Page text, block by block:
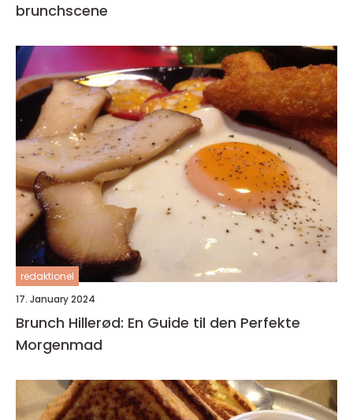
brunchscene
redaktionel
17. January 2024
Brunch Hillerød: En Guide til den Perfekte
Morgenmad